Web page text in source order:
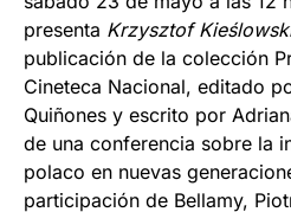
presenta Krzysztof
publicación de la colección
Cineteca Nacional, editado
Quiñones y escrito por
de una conferencia sobre la
polaco en nuevas
participación de Bellamy,